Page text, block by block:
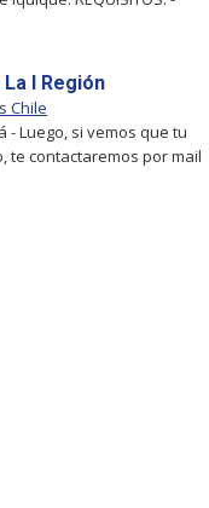
I Región
Chile
- Luego, si vemos que tu
te contactaremos por mail